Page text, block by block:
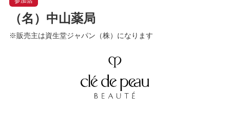
（名）中山薬局
※販売主は資生堂ジャパン（株）になります